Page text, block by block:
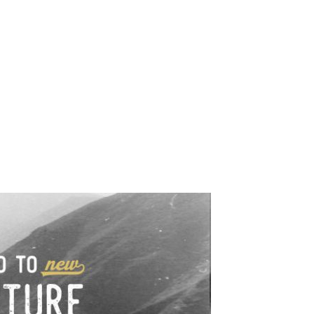
Mapy,